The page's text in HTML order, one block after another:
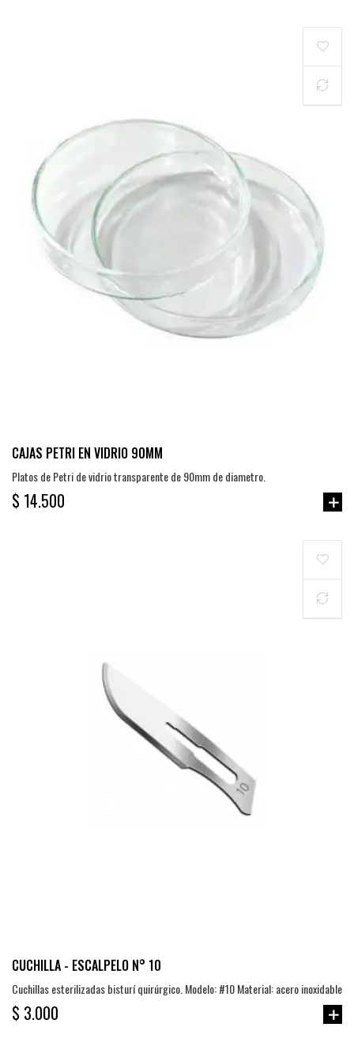
CAJAS PETRI EN VIDRIO 90MM
Platos de Petri de vidrio transparente de 90mm de diametro.
$ 14.500
CUCHILLA - ESCALPELO N° 10
Cuchillas esterilizadas bisturí quirúrgico. Modelo: #10 Material: acero inoxidable
$ 3.000